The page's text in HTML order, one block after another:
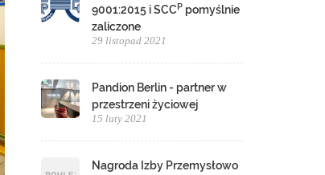
9001:2015 i SCCP pomyślnie
zaliczone
29 listopad 2021
Pandion Berlin - partner w
przestrzeni życiowej
15 luty 2021
Nagroda Izby Przemysłowo